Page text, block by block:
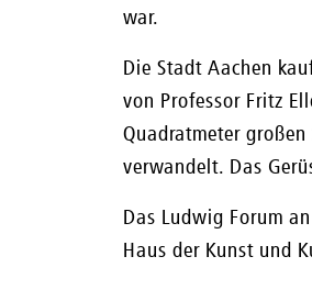
war.
Die Stadt Aachen
von Professor Fritz
Quadratmeter
verwandelt. Das
Das Ludwig Forum
Haus der Kunst und